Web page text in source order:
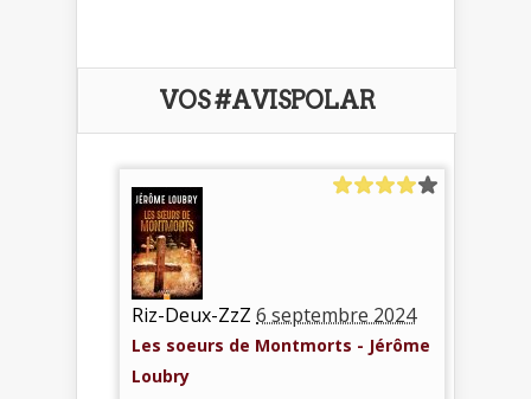
VOS #AVISPOLAR
Riz-Deux-ZzZ 6 septembre 2024
Les soeurs de Montmorts - Jérôme
Loubry